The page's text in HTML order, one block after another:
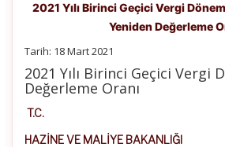
2021 Yılı Birinci Geçici Vergi
Yeniden Değerleme
Tarih: 18 Mart 2021
2021 Yılı Birinci Geçici Vergi
Değerleme Oranı
T.C.
HAZİNE VE MALİYE BAKANLIĞI